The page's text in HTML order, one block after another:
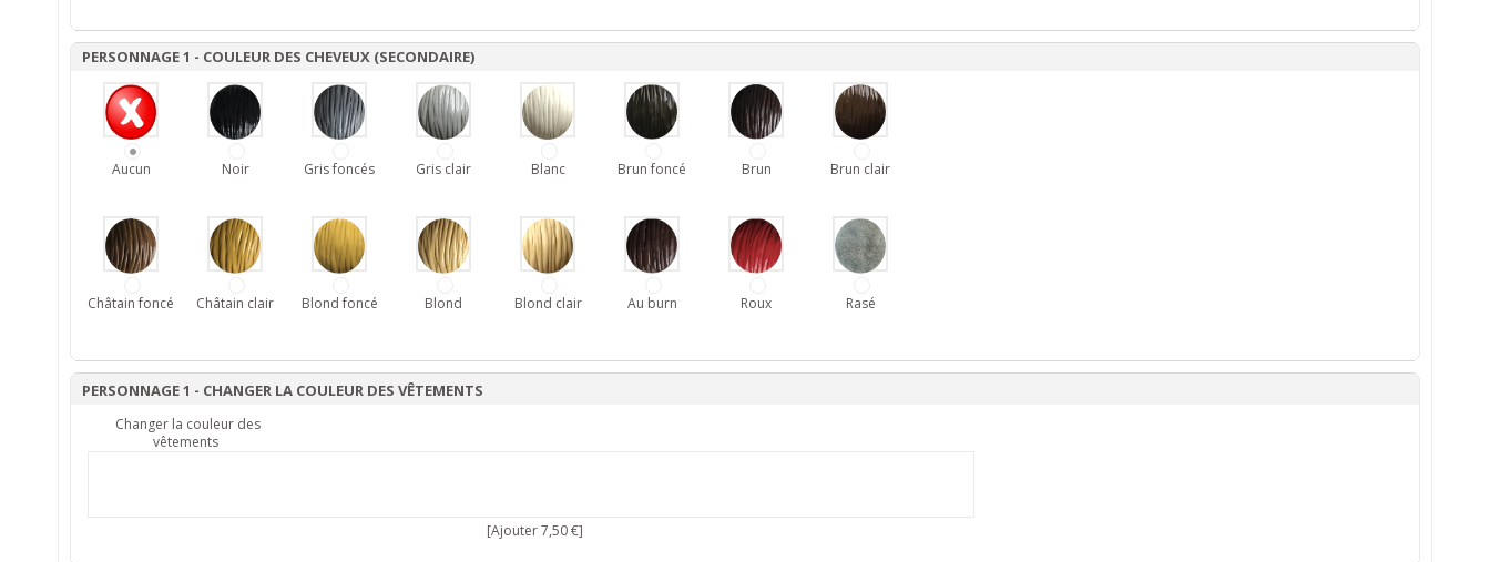
PERSONNAGE 1 - COULEUR DES CHEVEUX (SECONDAIRE)
Aucun Noir Gris foncés Gris clair Blanc Brun foncé Brun Brun clair
Châtain foncé Châtain clair Blond foncé Blond Blond clair Au burn Roux Rasé
PERSONNAGE 1 - CHANGER LA COULEUR DES VÊTEMENTS
Changer la couleur des
vêtements
[Ajouter 7,50 €]